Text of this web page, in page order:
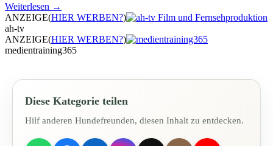
Weiterlesen →
ANZEIGE(HIER WERBEN?)
ah-tv
ANZEIGE(HIER WERBEN?)
medientraining365
Diese Kategorie teilen
Hilf anderen Hundefreunden, diesen Inhalt zu entdecken.